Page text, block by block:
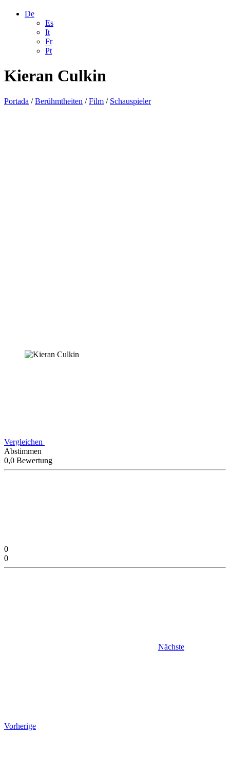
De
Es
It
Fr
Pt
Kieran Culkin
Portada /Berühmtheiten /Film / Schauspieler
Vergleichen
Abstimmen
0,0 Bewertung
0
0
Nächste
Vorherige